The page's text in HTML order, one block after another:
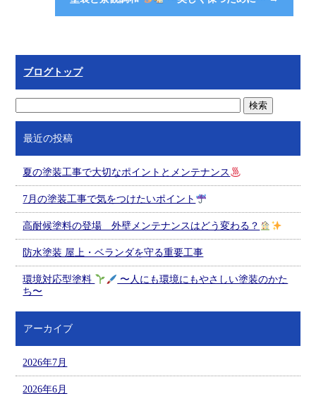
ブログトップ
最近の投稿
夏の塗装工事で大切なポイントとメンテナンス
7月の塗装工事で気をつけたいポイント
高耐候塗料の登場 外壁メンテナンスはどう変わる？
防水塗装 屋上・ベランダを守る重要工事
環境対応型塗料
〜人にも環境にもやさしい塗装のかた
ち〜
アーカイブ
2026年7月
2026年6月